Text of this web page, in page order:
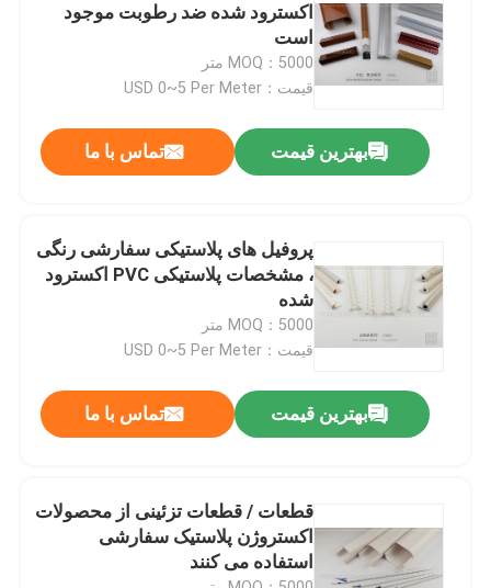
محصولات
ویدیو
درباره ما
کنترل کیفیت
اخبار
درخواست نقل قول
پروفیل اکستروژن PVC
اکسترود شده ضد رطوبت موجود
است
MOQ：5000 متر
قیمت：USD 0~5 Per Meter
بهترین قیمت تماس با ما
پروفیل های پلاستیکی سفارشی رنگی
، مشخصات پلاستیکی PVC اکسترود
شده
MOQ：5000 متر
قیمت：USD 0~5 Per Meter
بهترین قیمت تماس با ما
قطعات / قطعات تزئینی از محصولات
اکستروژن پلاستیک سفارشی
استفاده می کنند